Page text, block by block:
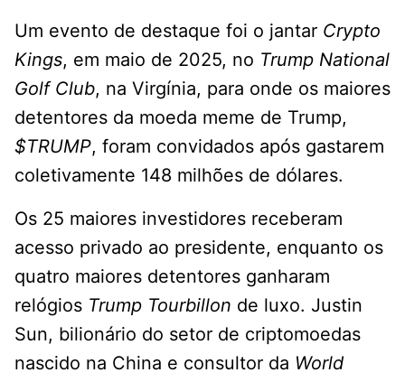
Um evento de destaque foi o jantar Crypto
Kings, em maio de 2025, no Trump National
Golf Club, na Virgínia, para onde os maiores
detentores da moeda meme de Trump,
$TRUMP, foram convidados após gastarem
coletivamente 148 milhões de dólares.
Os 25 maiores investidores receberam
acesso privado ao presidente, enquanto os
quatro maiores detentores ganharam
relógios Trump Tourbillon de luxo. Justin
Sun, bilionário do setor de criptomoedas
nascido na China e consultor da World